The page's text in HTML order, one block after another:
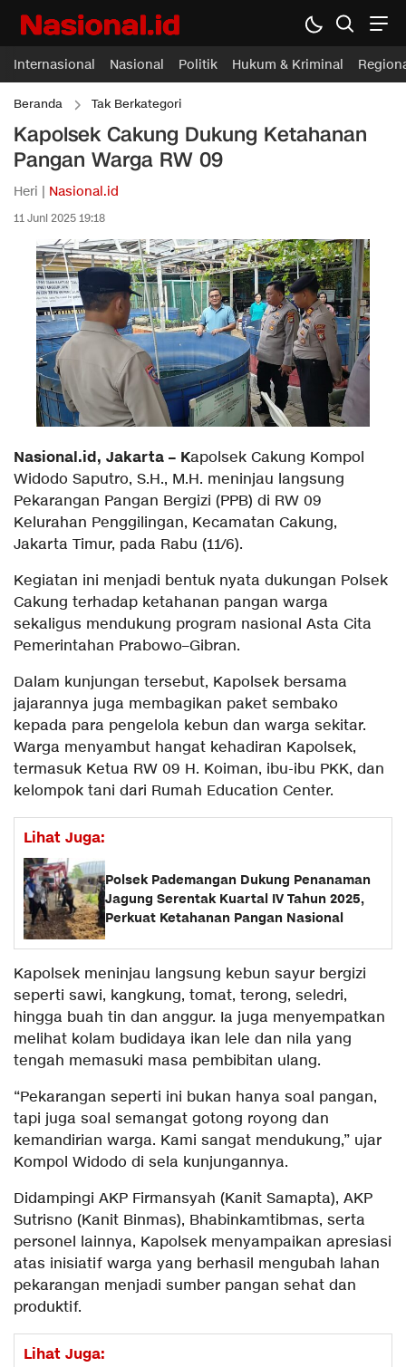
Internasional Nasional Politik Hukum & Kriminal
Beranda Tak Berkategori
Kapolsek Cakung Dukung Ketahanan
Pangan Warga RW 09
Heri | Nasional.id
11 Juni 2025 19:18
Nasional.id, Jakarta – Kapolsek Cakung Kompol
Widodo Saputro, S.H., M.H. meninjau langsung
Pekarangan Pangan Bergizi (PPB) di RW 09
Kelurahan Penggilingan, Kecamatan Cakung,
Jakarta Timur, pada Rabu (11/6).
Kegiatan ini menjadi bentuk nyata dukungan Polsek
Cakung terhadap ketahanan pangan warga
sekaligus mendukung program nasional Asta Cita
Pemerintahan Prabowo–Gibran.
Dalam kunjungan tersebut, Kapolsek bersama
jajarannya juga membagikan paket sembako
kepada para pengelola kebun dan warga sekitar.
Warga menyambut hangat kehadiran Kapolsek,
termasuk Ketua RW 09 H. Koiman, ibu-ibu PKK, dan
kelompok tani dari Rumah Education Center.
Lihat Juga:
Polsek Pademangan Dukung Penanaman
Jagung Serentak Kuartal IV Tahun 2025,
Perkuat Ketahanan Pangan Nasional
Kapolsek meninjau langsung kebun sayur bergizi
seperti sawi, kangkung, tomat, terong, seledri,
hingga buah tin dan anggur. Ia juga menyempatkan
melihat kolam budidaya ikan lele dan nila yang
tengah memasuki masa pembibitan ulang.
“Pekarangan seperti ini bukan hanya soal pangan,
tapi juga soal semangat gotong royong dan
kemandirian warga. Kami sangat mendukung,” ujar
Kompol Widodo di sela kunjungannya.
Didampingi AKP Firmansyah (Kanit Samapta), AKP
Sutrisno (Kanit Binmas), Bhabinkamtibmas, serta
personel lainnya, Kapolsek menyampaikan apresiasi
atas inisiatif warga yang berhasil mengubah lahan
pekarangan menjadi sumber pangan sehat dan
produktif.
Lihat Juga: